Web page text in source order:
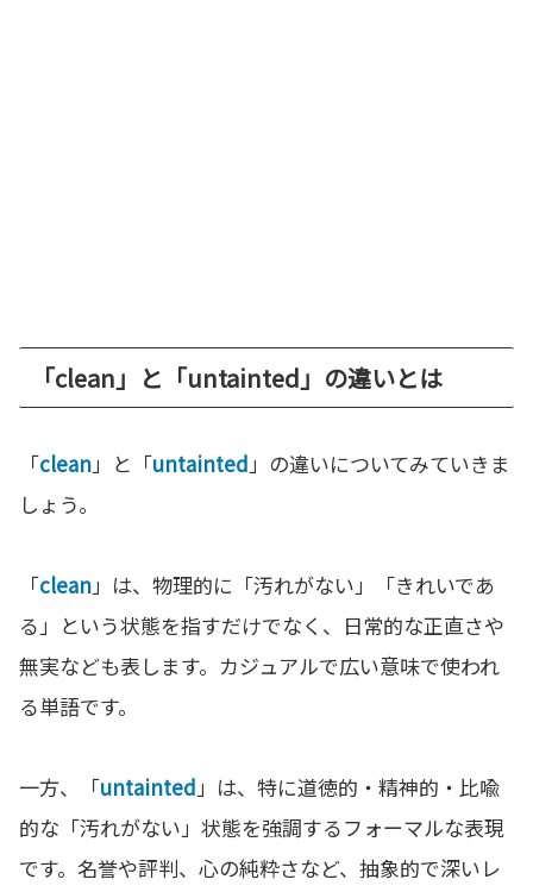
「clean」と「untainted」の違いとは
「clean」と「untainted」の違いについてみていきま
しょう。
「clean」は、物理的に「汚れがない」「きれいであ
る」という状態を指すだけでなく、日常的な正直さや
無実なども表します。カジュアルで広い意味で使われ
る単語です。
一方、「untainted」は、特に道徳的・精神的・比喩
的な「汚れがない」状態を強調するフォーマルな表現
です。名誉や評判、心の純粋さなど、抽象的で深いレ